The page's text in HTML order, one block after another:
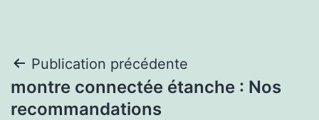
Navigation
de
Publication précédente
montre connectée étanche : Nos
recommandations